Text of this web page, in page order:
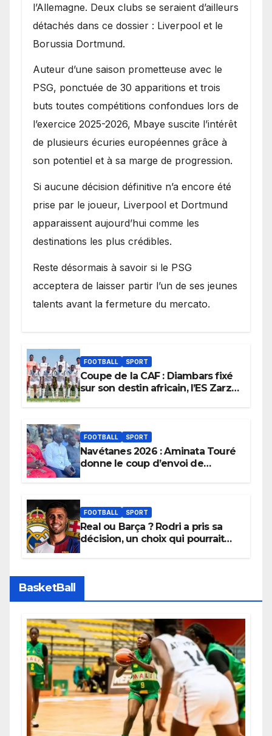
l’Allemagne. Deux clubs se seraient d’ailleurs
détachés dans ce dossier : Liverpool et le
Borussia Dortmund.
Auteur d’une saison prometteuse avec le
PSG, ponctuée de 30 apparitions et trois
buts toutes compétitions confondues lors de
l’exercice 2025-2026, Mbaye suscite l’intérêt
de plusieurs écuries européennes grâce à
son potentiel et à sa marge de progression.
Si aucune décision définitive n’a encore été
prise par le joueur, Liverpool et Dortmund
apparaissent aujourd’hui comme les
destinations les plus crédibles.
Reste désormais à savoir si le PSG
acceptera de laisser partir l’un de ses jeunes
talents avant la fermeture du mercato.
FOOTBALL SPORT
Coupe de la CAF : Diambars fixé
sur son destin africain, l’ES Zarzis
FOOTBALL SPORT
Navétanes 2026 : Aminata Touré
donne le coup d’envoi de
apaisées.
FOOTBALL SPORT
Real ou Barça ? Rodri a pris sa
décision, un choix qui pourrait
BasketBall